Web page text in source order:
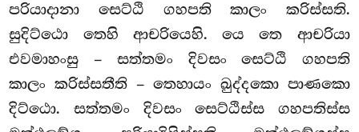
පරියාදානා සෙට්ඨි ගහපති කාලං කරිස්සති.
සුදිට්ඨො තෙහි ආචරියෙහි. යෙ තෙ ආචරියා
එවමාහංසු – සත්තමං දිවසංසෙට්ඨි ගහපති
කාලං කරිස්සතීති – තෙහායං ඛුද්දකො පාණකො
දිට්ඨො. සත්තමං දිවසං සෙට්ඨිස්ස ගහපතිස්ස